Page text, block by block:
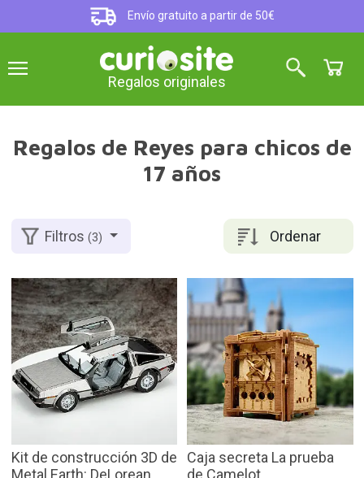
Envío gratuito a partir de 50€
Regalos originales
Regalos de Reyes para chicos de
17 años
Ordenar
Filtros(3)
Kit de construcción 3D de
Metal Earth: DeLorean
Caja secreta La prueba
de Camelot